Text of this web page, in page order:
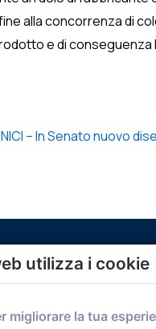
alla concorrenza di
e di
– In Senato nuovo
utilizza i cookie
migliorare la tua